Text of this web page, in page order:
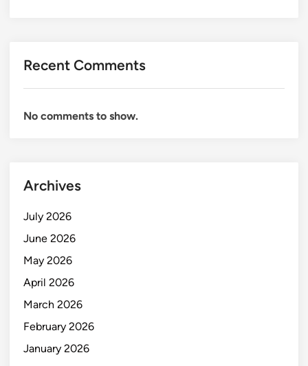
Recent Comments
No comments to show.
Archives
July 2026
June 2026
May 2026
April 2026
March 2026
February 2026
January 2026